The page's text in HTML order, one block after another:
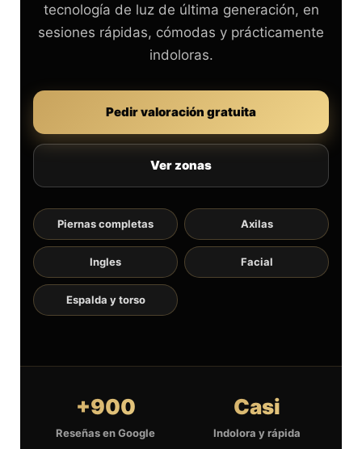
tecnología de luz de última generación, en
sesiones rápidas, cómodas y prácticamente
indoloras.
Pedir valoración gratuita
Ver zonas
Piernas completas Axilas
Ingles Facial
Espalda y torso
+900
Reseñas en Google
Casi
Indolora y rápida